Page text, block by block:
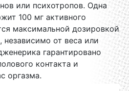
или психотропов. Одна
100 мг активного
максимальной дозировкой
независимо от веса или
гарантировано
контакта и
оргазма.